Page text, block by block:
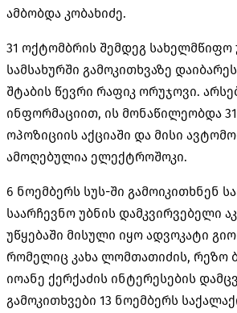
ამბობდა კობახიძე.
31 ოქტომბრის შემდეგ
სამსახურში გამოკითხვაზე
შტაბის წევრი რაფიკ ორუჯოვი.
ინფორმაციით, ის მონაწილეობდა
ოპოზიციის აქციაში და მისი
ამოღებულია ელექტროშოკი.
6 ნოემბერს სუს-ში გამოიკითხნენ
საარჩევნო უბნის დამკვირვებელი
უწყებაში მისული იყო ადვოკატი
რომელიც კახა ლომთათიძის, რეზო
იოანე ქერქაძის ინტერესების
გამოკითხვები 13 ნოემბერს